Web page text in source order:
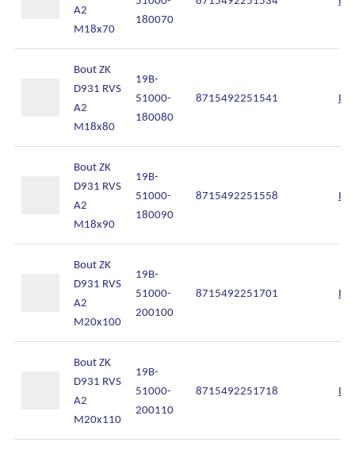
A2
M18x70
180070
Bout ZK
D931 RVS
A2
M18x80
19B-
51000-
180080
8715492251541
Bout ZK
D931 RVS
A2
M18x90
19B-
51000-
180090
8715492251558
Bout ZK
D931 RVS
A2
M20x100
19B-
51000-
200100
8715492251701
Bout ZK
D931 RVS
A2
M20x110
19B-
51000-
200110
8715492251718